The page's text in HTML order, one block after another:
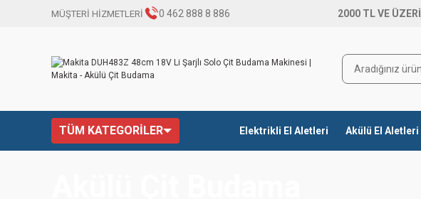
MÜŞTERİ HİZMETLERİ 0 462 888 8 886 2000 TL VE ÜZERİ
TÜM KATEGORİLER Elektrikli El Aletleri Akülü El Aletleri